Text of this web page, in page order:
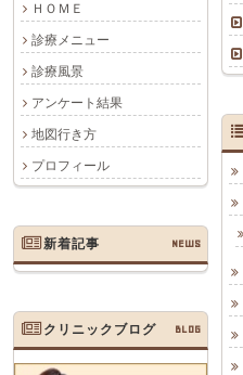
ＨＯＭＥ
診療メニュー
診療風景
アンケート結果
地図行き方
プロフィール
新着記事 NEWS
クリニックブログ BLOG